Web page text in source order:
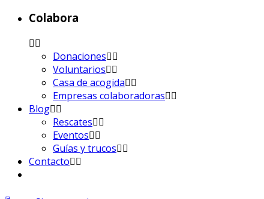
Colabora
Donaciones
Voluntarios
Casa de acogida
Empresas colaboradoras
Blog
Rescates
Eventos
Guías y trucos
Contacto